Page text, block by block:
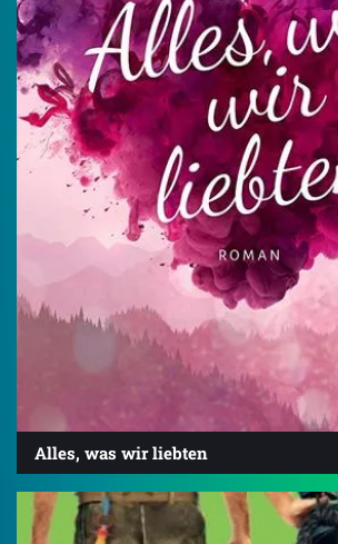
Alles, was wir liebten